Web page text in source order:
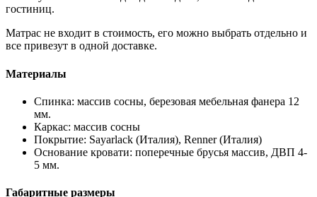
гостиниц.
Матрас не входит в стоимость, его можно выбрать отдельно и
все привезут в одной доставке.
Материалы
Спинка: массив сосны, березовая мебельная фанера 12
мм.
Каркас: массив сосны
Покрытие: Sayarlack (Италия), Renner (Италия)
Основание кровати: поперечные брусья массив, ДВП 4-
5 мм.
Габаритные размеры